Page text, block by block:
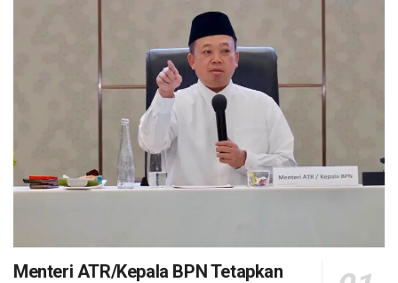
Menteri ATR/Kepala BPN Tetapkan